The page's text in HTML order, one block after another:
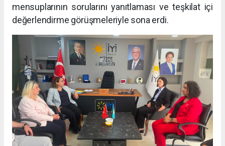
mensuplarının sorularını yanıtlaması ve teşkilat içi
değerlendirme görüşmeleriyle sona erdi.